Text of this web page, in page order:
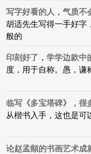
写字好看的人，气质不
胡适先生写得一手好字
般的
印刻好了，学学边款中
度，用于自称。愚，谦
临写《多宝塔碑》，很
从楷书入手，这也是可
论赵孟頫的书画艺术成